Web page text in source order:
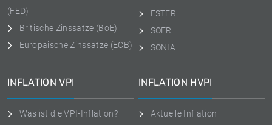
(FED)
Britische Zinssätze (BoE)
Europäische Zinssätze (ECB)
ESTER
SOFR
SONIA
INFLATION VPI
Was ist die VPI-Inflation?
INFLATION HVPI
Aktuelle Inflation